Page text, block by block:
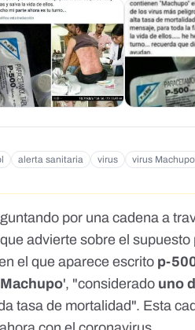
alerta sanitaria virus
virus Machupo
por una cadena a
advierte sobre el
el que aparece escrito p-
Machupo', "considerado uno
tasa de mortalidad". Esta